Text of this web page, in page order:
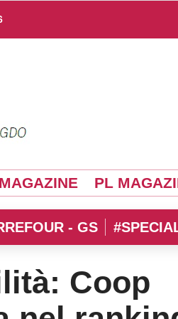
PL
- GS
Coop